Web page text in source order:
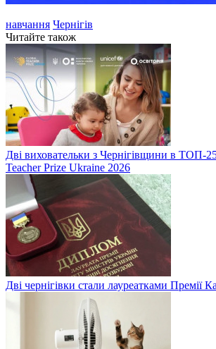
навчання Чернігів
Читайте також
Дві виховательки з Чернігівщини в ТОП-
Teacher Prize Ukraine 2026
Дві чернігівки стали лауреатками Премії